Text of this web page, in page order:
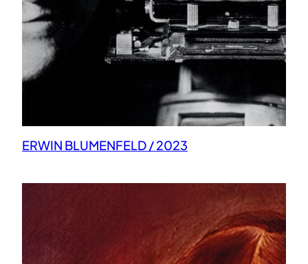
ERWIN BLUMENFELD / 2023